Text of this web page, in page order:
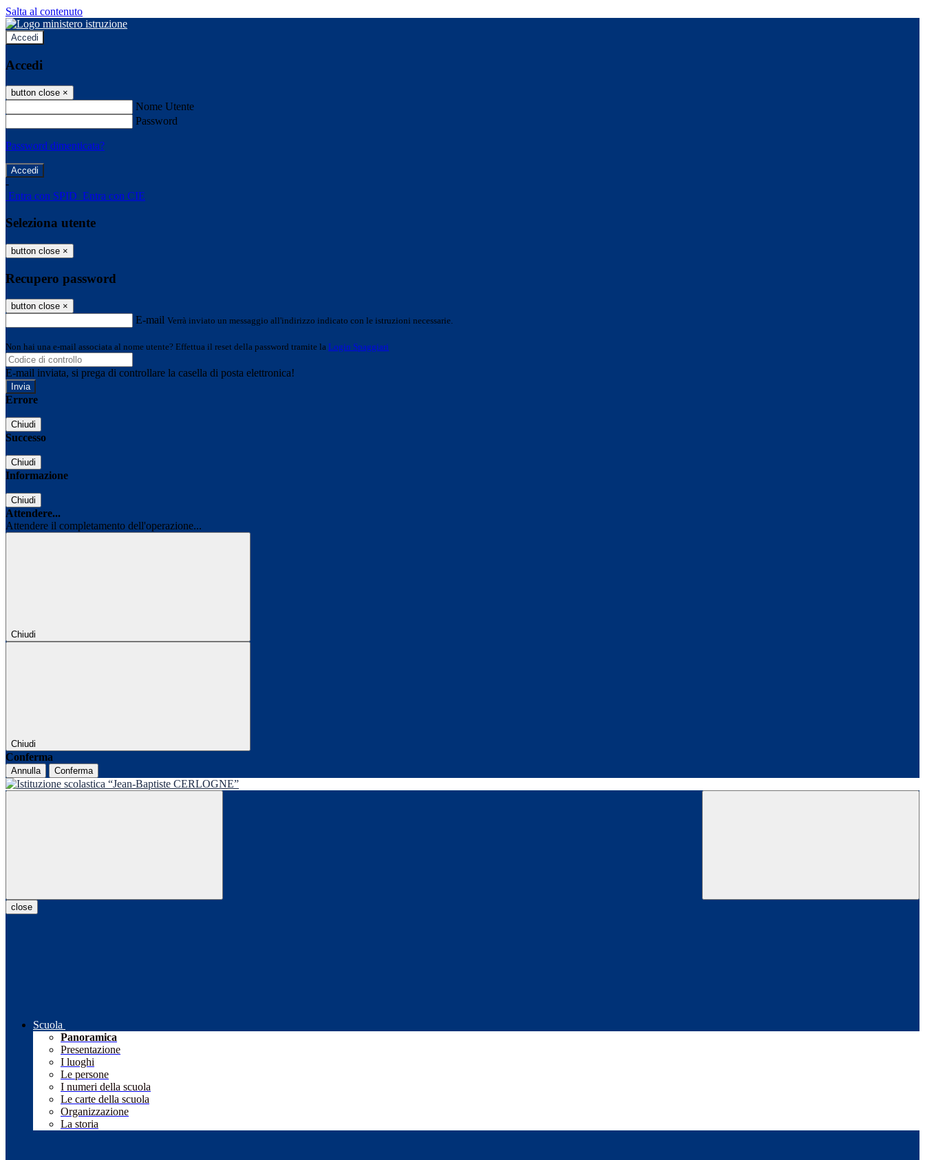
Salta al contenuto
Accedi
Accedi
button close ×
Nome Utente
Password
Password dimenticata?
-
Entra con SPID Entra con CIE
Seleziona utente
button close ×
Recupero password
button close ×
E-mail Verrà inviato un messaggio all'indirizzo indicato con le istruzioni necessarie.
Non hai una e-mail associata al nome utente? Effettua il reset della password tramite la Login Spaggiari
E-mail inviata, si prega di controllare la casella di posta elettronica!
Errore
Chiudi
Successo
Chiudi
Informazione
Chiudi
Attendere...
Attendere il completamento dell'operazione...
Chiudi
Chiudi
Conferma
Annulla Conferma
close
Scuola
Panoramica
Presentazione
I luoghi
Le persone
I numeri della scuola
Le carte della scuola
Organizzazione
La storia